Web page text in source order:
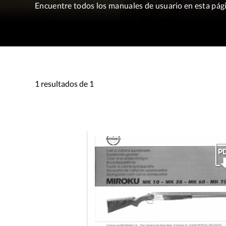
Encuentre todos los manuales de usuario en esta
1 resultados de 1